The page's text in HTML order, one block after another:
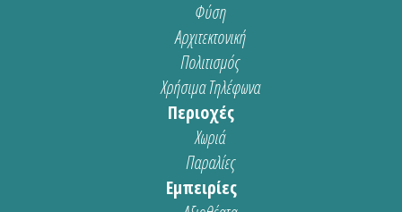
Φύση
Αρχιτεκτονική
Πολιτισμός
Χρήσιμα Τηλέφωνα
Περιοχές
Χωριά
Παραλίες
Εμπειρίες